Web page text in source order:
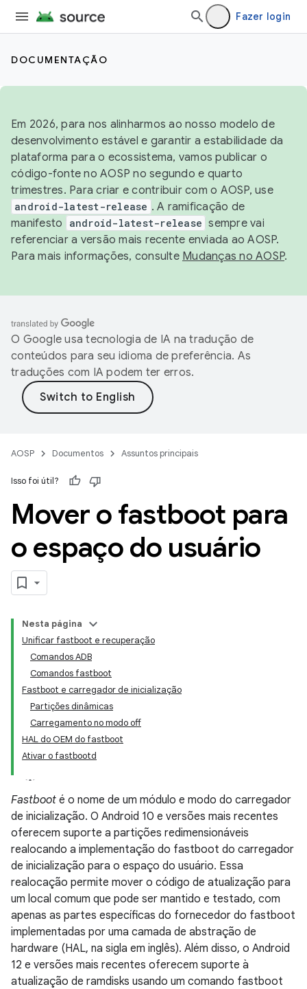
Fazer login
DOCUMENTAÇÃO
Em 2026, para nos alinharmos ao nosso modelo de
desenvolvimento estável e garantir a estabilidade da
plataforma para o ecossistema, vamos publicar o
código-fonte no AOSP no segundo e quarto
trimestres. Para criar e contribuir com o AOSP, use
android-latest-release . A ramificação de
manifesto
android-latest-release sempre vai
referenciar a versão mais recente enviada ao AOSP.
Para mais informações, consulte Mudanças no AOSP.
O Google usa tecnologia de IA na tradução de
conteúdos para seu idioma de preferência. As
traduções com IA podem ter erros.
AOSP Documentos Assuntos principais
Isso foi útil?
Mover o fastboot para
o espaço do usuário
Nesta página
Unificar fastboot e recuperação
Comandos ADB
Comandos fastboot
Fastboot e carregador de inicialização
Partições dinâmicas
Carregamento no modo off
HAL do OEM do fastboot
Ativar o fastbootd
Fastboot é o nome de um módulo e modo do carregador
de inicialização. O Android 10 e versões mais recentes
oferecem suporte a partições redimensionáveis
realocando a implementação do fastboot do carregador
de inicialização para o espaço do usuário. Essa
realocação permite mover o código de atualização para
um local comum que pode ser mantido e testado, com
apenas as partes específicas do fornecedor do fastboot
implementadas por uma camada de abstração de
hardware (HAL, na sigla em inglês). Além disso, o Android
12 e versões mais recentes oferecem suporte à
atualização de ramdisks usando um comando fastboot